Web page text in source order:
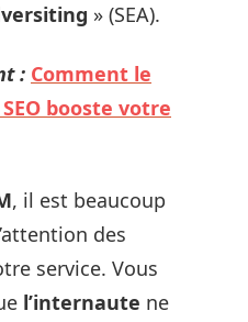
» (SEA).
: Comment le
booste votre
, il est beaucoup
des
service. Vous
l’internaute ne